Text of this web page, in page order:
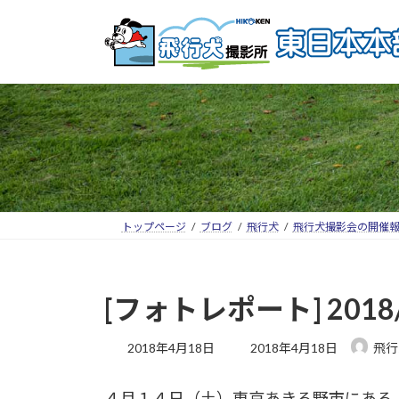
トップページ ブログ 飛行犬 飛行犬撮影会の開催
[フォトレポート]
2018年4月18日 2018年4月18日 飛